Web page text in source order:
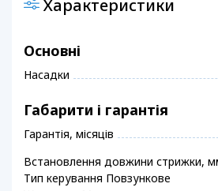
Характеристики
Основні
Насадки
Габарити і гарантія
Гарантія, місяців
Встановлення довжини стрижки,
Тип керування Повзункове